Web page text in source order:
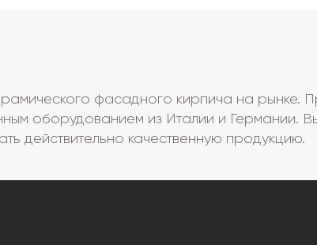
фасадного кирпича на рынке.
оборудованием из Италии и Германии.
действительно качественную продукцию.